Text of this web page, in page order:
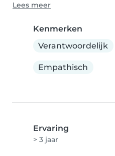
Lees meer
Kenmerken
Verantwoordelijk
Empathisch
Ervaring
> 3 jaar